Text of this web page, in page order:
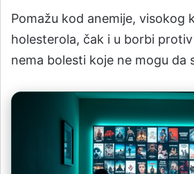
Pomažu kod anemije, visokog
holesterola, čak i u borbi
nema bolesti koje ne mogu da